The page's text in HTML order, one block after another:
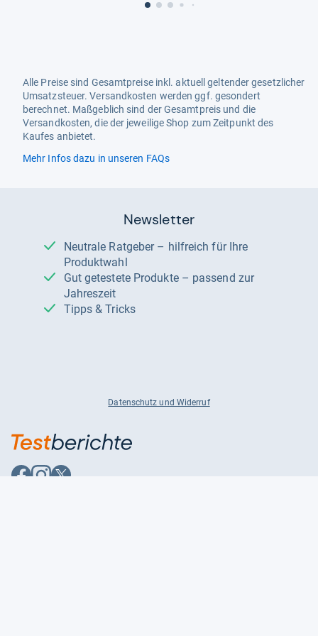
Alle Preise sind Gesamtpreise inkl. aktuell geltender gesetzlicher
Umsatzsteuer. Versandkosten werden ggf. gesondert
berechnet. Maßgeblich sind der Gesamtpreis und die
Versandkosten, die der jeweilige Shop zum Zeitpunkt des
Kaufes anbietet.
Mehr Infos dazu in unseren FAQs
Newsletter
Neutrale Ratgeber – hilfreich für Ihre
Produktwahl
Gut getestete Produkte – passend zur
Jahreszeit
Tipps & Tricks
Datenschutz und Widerruf
AufAufAuf